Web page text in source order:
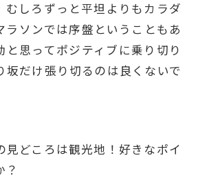
むしろずっと平坦よりもカラダ
ラソンでは序盤ということもあ
と思ってポジティブに乗り切り
坂だけ張り切るのは良くないで
どころは観光地！好きなポイ
？